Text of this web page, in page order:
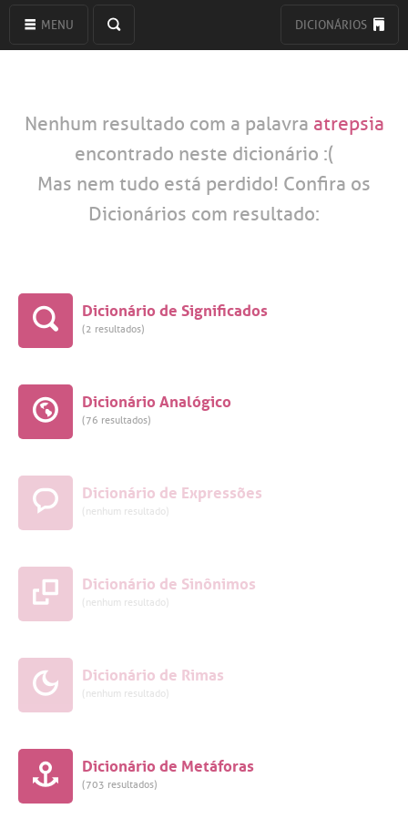
MENU DICIONÁRIOS
Nenhum resultado com a palavra atrepsia
encontrado neste dicionário :(
Mas nem tudo está perdido! Confira os
Dicionários com resultado:
Dicionário de Significados
(2 resultados)
Dicionário Analógico
(76 resultados)
Dicionário de Expressões
(nenhum resultado)
Dicionário de Sinônimos
(nenhum resultado)
Dicionário de Rimas
(nenhum resultado)
Dicionário de Metáforas
(703 resultados)